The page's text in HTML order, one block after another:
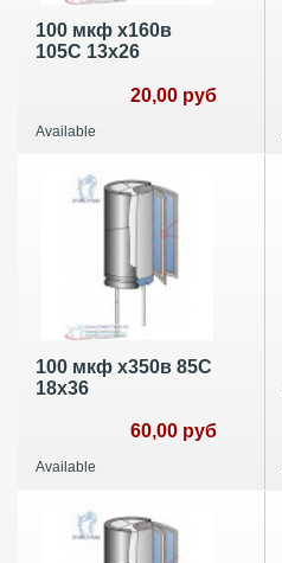
100 мкф х160в
105С 13х26
20,00 руб
Available
100 мкф х350в 85С
18х36
60,00 руб
Available